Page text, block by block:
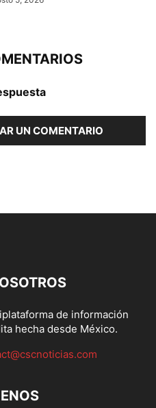
UN COMENTARIO
de información
hecha desde México.